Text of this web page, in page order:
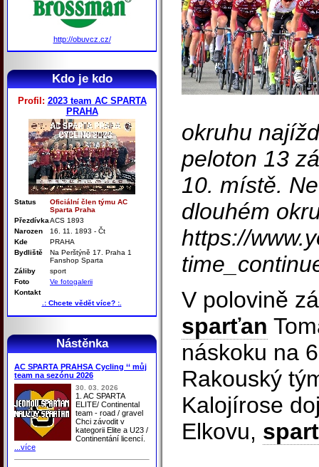
http://obuvcz.cz/
Kdo je kdo
Profil: 2023 team AC SPARTA
PRAHA
Status
Oficiální člen týmu AC
Sparta Praha
PřezdívkaACS 1893
Narozen
16. 11. 1893 - Čt
Kde
PRAHA
Bydliště
Na Perštýně 17. Praha 1
Fanshop Sparta
Záliby
sport
Foto
Ve fotogalerii
Kontakt
.: Chcete vědět více? :.
Nástěnka
AC SPARTA PRAHSA Cycling ‘‘ můj
team na sezónu 2026
30. 03. 2026
1. AC SPARTA
ELITE/ Continental
team - road / gravel
Chci závodit v
kategorii Elite a U23 /
Continentání licencí.
...více
okruhu
peloton 13
10. místě.
dlouhém
https://
V polovině
sparťan
náskoku na
Rakouský
Kalojírose
Elkovu,